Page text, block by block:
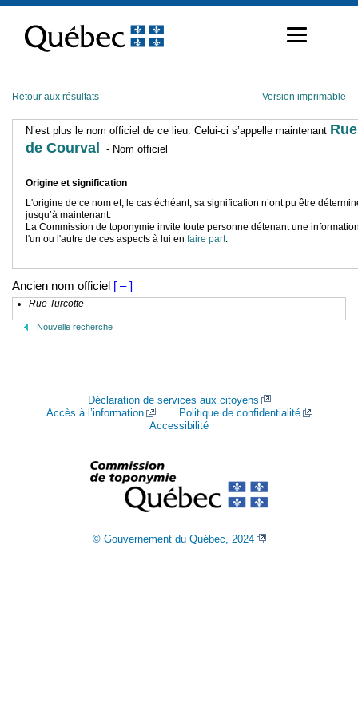
contenu
Retour aux résultats Version imprimable
N’est plus le nom officiel de ce lieu. Celui-ci s’appelle maintenant Rue
de Courval
- Nom officiel
Origine et signification
L'origine de ce nom et, le cas échéant, sa signification n’ont pu être
jusqu’à maintenant.
La Commission de toponymie invite toute personne détenant une
l'un ou l'autre de ces aspects à lui en faire part.
Ancien nom officiel [ – ]
Rue Turcotte
Nouvelle recherche
Déclaration de services aux citoyens
Accès à l’information
Politique de confidentialité
Accessibilité
© Gouvernement du Québec, 2024